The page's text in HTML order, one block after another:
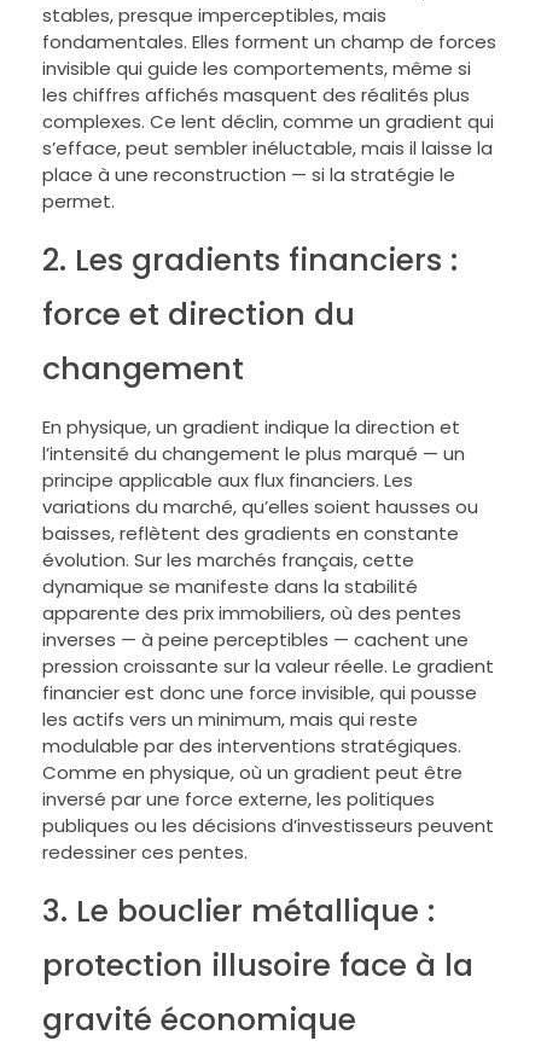
stables, presque imperceptibles, mais
fondamentales. Elles forment un champ de forces
invisible qui guide les comportements, même si
les chiffres affichés masquent des réalités plus
complexes. Ce lent déclin, comme un gradient qui
s’efface, peut sembler inéluctable, mais il laisse la
place à une reconstruction — si la stratégie le
permet.
2. Les gradients financiers :
force et direction du
changement
En physique, un gradient indique la direction et
l’intensité du changement le plus marqué — un
principe applicable aux flux financiers. Les
variations du marché, qu’elles soient hausses ou
baisses, reflètent des gradients en constante
évolution. Sur les marchés français, cette
dynamique se manifeste dans la stabilité
apparente des prix immobiliers, où des pentes
inverses — à peine perceptibles — cachent une
pression croissante sur la valeur réelle. Le gradient
financier est donc une force invisible, qui pousse
les actifs vers un minimum, mais qui reste
modulable par des interventions stratégiques.
Comme en physique, où un gradient peut être
inversé par une force externe, les politiques
publiques ou les décisions d’investisseurs peuvent
redessiner ces pentes.
3. Le bouclier métallique :
protection illusoire face à la
gravité économique